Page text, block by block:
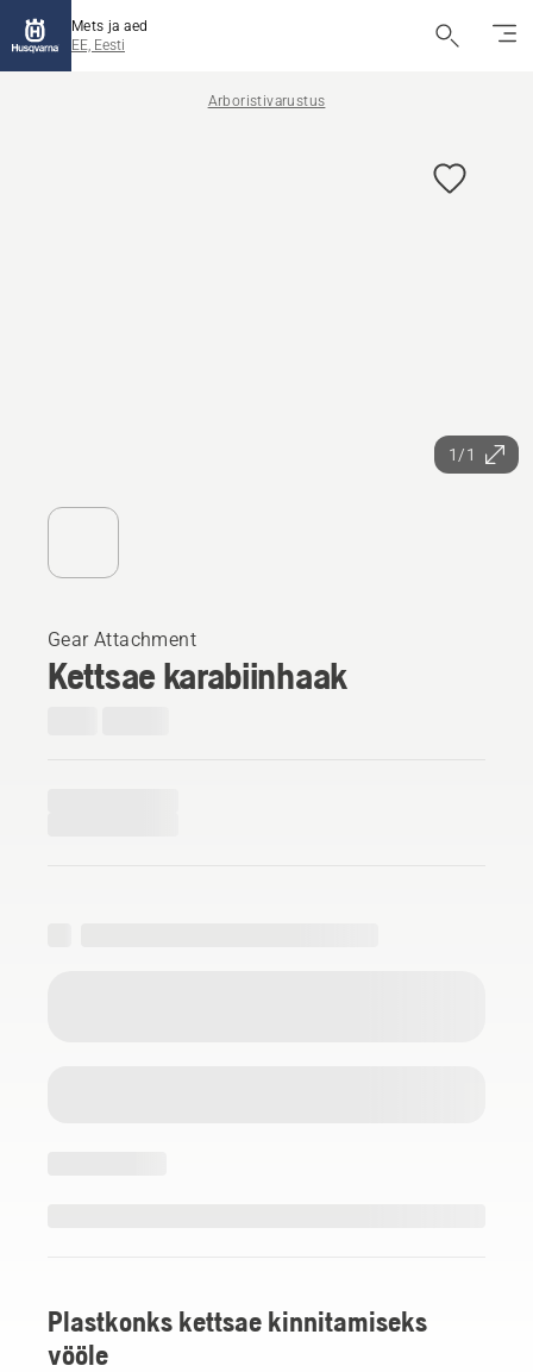
Mets ja aed
EE, Eesti
Arboristivarustus
1/1
Gear Attachment
Kettsae karabiinhaak
Plastkonks kettsae kinnitamiseks
vööle